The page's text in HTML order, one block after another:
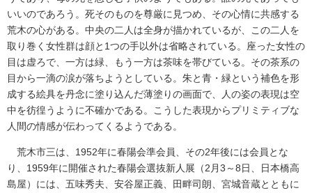
いいのであろう。死そのものを尊厳に見つめ、その心情に共感する
荒木の心がある。中央の二人は全身が描かれているが、この二人を
取り巻く女性群は顔と1つの手以外は省略されている。座った女性の
目は虚ろで、一方は緑、もう一方は茶味を帯びている。その茶系の
目から一滴の涙が落ちようとしている。朱と青・緑という補色を形
成する絵具を丹念に塗り込んだ薄塗りの画面で、人の姿の表現は空
中を彷徨うように不確かである。こうした表現からプリミティブな
人間の情感が伝わってくるようである。
荒木市三は、1952年に春陽会準会員、その2年後には会員とな
り、1959年に開催された春陽会選抜新人展（2月3～8日、日本橋高
島屋）には、五味秀夫、安谷屋正義、田畔司朗、宮城音蔵とともに